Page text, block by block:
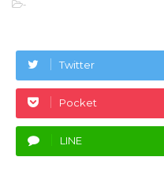
-
Twitter
Pocket
LINE